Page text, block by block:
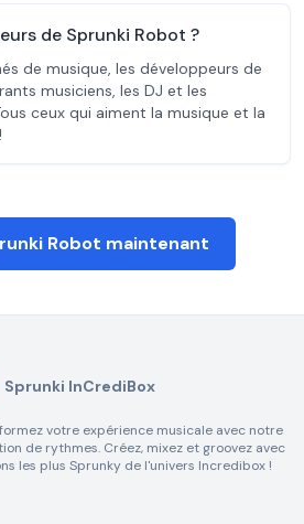
de Sprunki Robot ?
de musique, les développeurs de
musiciens, les DJ et les
ceux qui aiment la musique et la
Robot maintenant
Sprunki InCrediBox
votre expérience musicale avec notre
de rythmes. Créez, mixez et groovez avec
les plus Sprunky de l'univers Incredibox !